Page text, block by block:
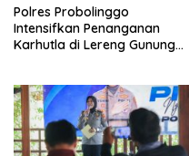
Polres Probolinggo
Intensifkan Penanganan
Karhutla di Lereng Gunung